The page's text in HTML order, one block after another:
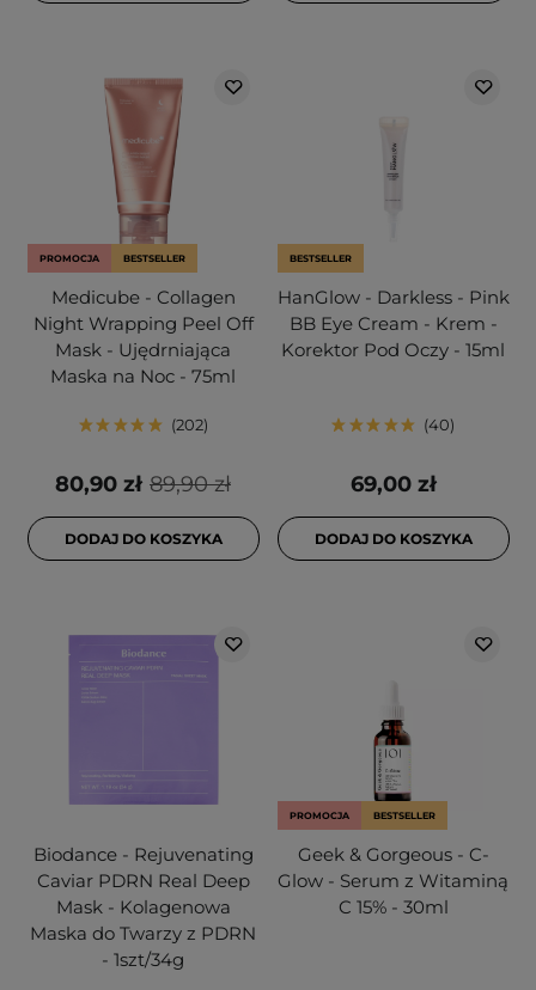
PROMOCJA BESTSELLER
Medicube - Collagen
Night Wrapping Peel Off
Mask - Ujędrniająca
Maska na Noc - 75ml
202
89,90 zł
80,90 zł
DODAJ DO KOSZYKA
BESTSELLER
HanGlow - Darkless - Pink
BB Eye Cream - Krem -
Korektor Pod Oczy - 15ml
40
69,00 zł
DODAJ DO KOSZYKA
Biodance - Rejuvenating
Caviar PDRN Real Deep
Mask - Kolagenowa
Maska do Twarzy z PDRN
- 1szt/34g
PROMOCJA BESTSELLER
Geek & Gorgeous - C-
Glow - Serum z Witaminą
C 15% - 30ml